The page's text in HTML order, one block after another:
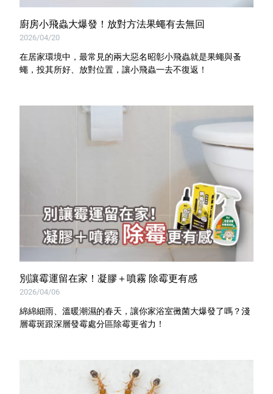
廚房小飛蟲大爆發！放對方法果蠅有去無回
2026/04/20
在居家環境中，最常見的兩大惡名昭彰小飛蟲就是果蠅與蚤
蠅，投其所好、放對位置，讓小飛蟲一去不復返！
別讓霉運留在家！凝膠＋噴霧 除霉更有感
2026/04/06
綿綿細雨、溫暖潮濕的春天，讓你家浴室黴菌大爆發了嗎？淺
層霉斑跟深層發霉處分區除霉更省力！